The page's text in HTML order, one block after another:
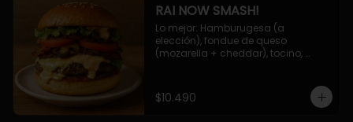
RAI NOW SMASH!
Lo mejor: Hamburugesa (a
elección), fondue de queso
(mozarella + cheddar), tocino,
NOW!
$10.490